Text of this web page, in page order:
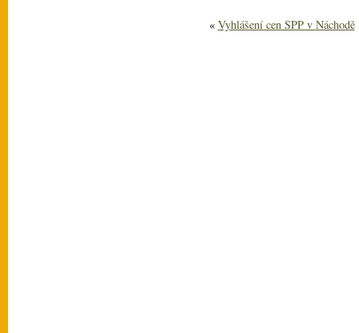
« Vyhlášení cen SPP v Náchodě